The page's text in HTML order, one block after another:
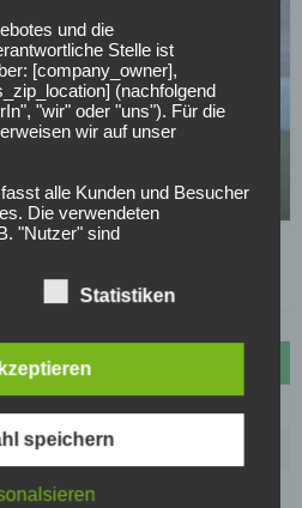
Schnäppchen mit
und die
Stelle ist
[company_owner],
(nachfolgend
"wir" oder "uns"). Für die
wir auf unser
alle Kunden und Besucher
Die verwendeten
"Nutzer" sind
zur Datenverarbeitung
und
die Daten der Nutzer
einer gesetzlichen
wenn die Daten zur
Leistungen sowie
beim Vorliegen einer
Statistiken
speichern